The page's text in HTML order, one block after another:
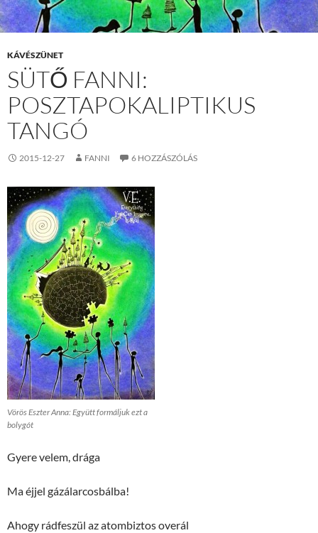
KÁVÉSZÜNET
SÜTŐ FANNI:
POSZTAPOKALIPTIKUS
TANGÓ
2015-12-27 FANNI 6 HOZZÁSZÓLÁS
Vörös Eszter Anna: Együtt formáljuk ezt a
bolygót
Gyere velem, drága
Ma éjjel gázálarcosbálba!
Ahogy rádfeszül az atombiztos overál